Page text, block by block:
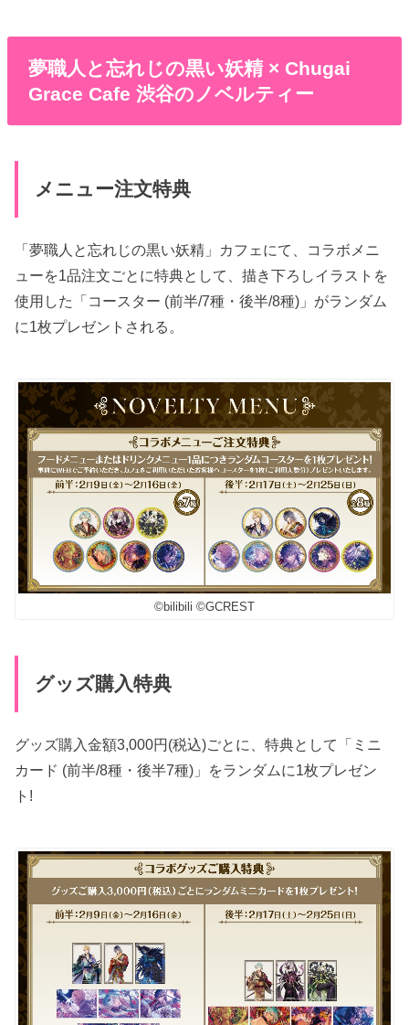
夢職人と忘れじの黒い妖精 × Chugai
Grace Cafe 渋谷のノベルティー
メニュー注文特典
「夢職人と忘れじの黒い妖精」カフェにて、コラボメニ
ューを1品注文ごとに特典として、描き下ろしイラストを
使用した「コースター (前半/7種・後半/8種)」がランダム
に1枚プレゼントされる。
©bilibili ©GCREST
グッズ購入特典
グッズ購入金額3,000円(税込)ごとに、特典として「ミニ
カード (前半/8種・後半7種)」をランダムに1枚プレゼン
ト!